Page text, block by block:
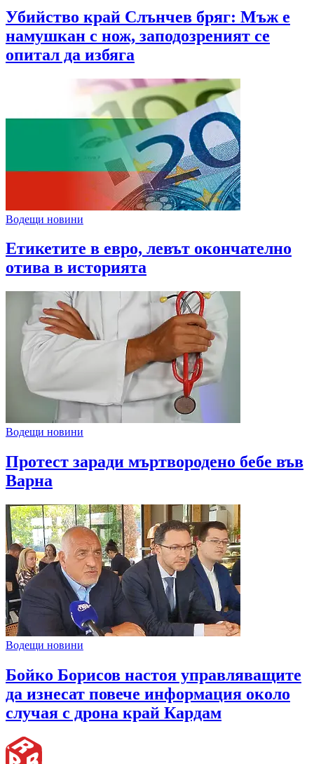
Убийство край Слънчев бряг: Мъж е
намушкан с нож, заподозреният се
опитал да избяга
Водещи новини
Етикетите в евро, левът окончателно
отива в историята
Водещи новини
Протест заради мъртвородено бебе във
Варна
Водещи новини
Бойко Борисов настоя управляващите
да изнесат повече информация около
случая с дрона край Кардам